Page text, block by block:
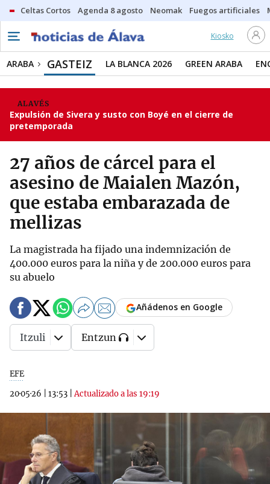
Celtas Cortos Agenda 8 agosto Neomak Fuegos artificiales
Kiosko
ARABA GASTEIZ LA BLANCA 2026 GREEN ARABA
ALAVÉS
Expulsión de Sivera y susto con Boyé en el cierre de
pretemporada
27 años de cárcel para el
asesino de Maialen Mazón,
que estaba embarazada de
mellizas
La magistrada ha fijado una indemnización de
400.000 euros para la niña y de 200.000 euros para
su abuelo
EFE
20·05·26
13:53 |Actualizado a las 19:19
Añádenos en Google
Itzuli Entzun